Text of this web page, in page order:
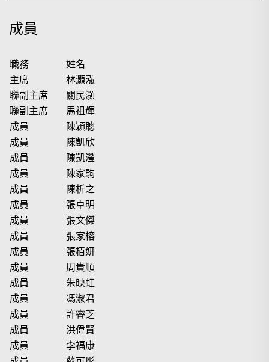
成員
職務
姓名
主席 林灝泓
聯副主席
關民灝
聯副主席
馬祖輝
成員
陳穎聰
成員
陳凱欣
成員
陳凱瀅
成員
陳家駒
成員
陳析之
成員
張卓明
成員
張文傑
成員
張家榕
成員
張栢妍
成員
周貴順
成員
朱映虹
成員
馮淑君
成員
許睿芝
成員
洪偉賢
成員
李福康